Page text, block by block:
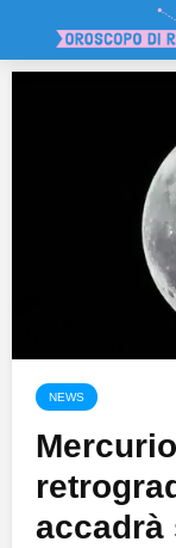
NEWS
accadrà